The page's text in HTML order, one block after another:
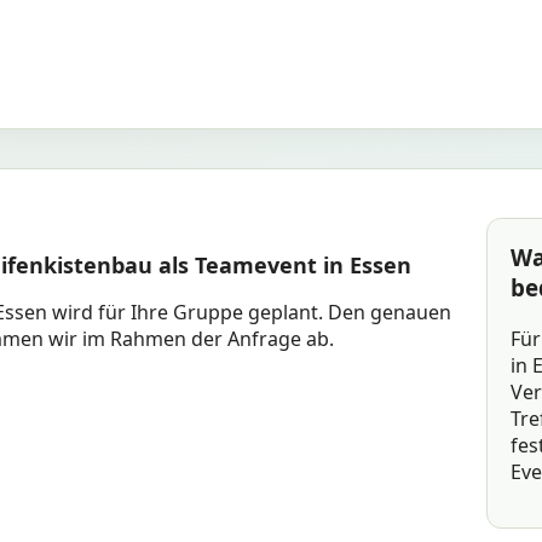
als Teamevent in Essen
wird für Ihre Gruppe geplant. Den genauen
wir im Rahmen der Anfrage ab.
in